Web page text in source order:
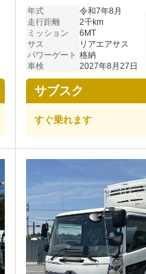
年式
令和7年8月
走行距離
2千km
ミッション
6MT
サス
リアエアサス
パワーゲート 格納
車検
2027年8月27日
サブスク
すぐ乗れます